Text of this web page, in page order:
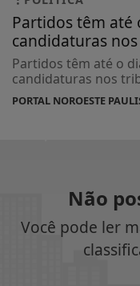
Partidos têm até
candidaturas
Partidos têm até o
candidaturas nos
PORTAL NOROESTE
Não
Você pode ler